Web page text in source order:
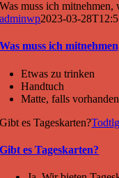
Was muss ich mitnehmen,
adminwp2023-03-
Was muss ich
Etwas zu trinken
Handtuch
Matte, falls vorhanden
Gibt es Tageskarten?
Gibt es Tageskarten?